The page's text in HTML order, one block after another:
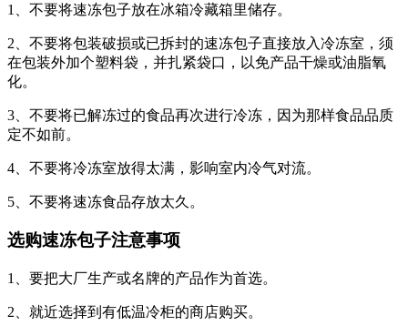
1、不要将速冻包子放在冰箱冷藏箱里储存。
2、不要将包装破损或已拆封的速冻包子直接放入冷冻室，须
在包装外加个塑料袋，并扎紧袋口，以免产品干燥或油脂氧
化。
3、不要将已解冻过的食品再次进行冷冻，因为那样食品品质
定不如前。
4、不要将冷冻室放得太满，影响室内冷气对流。
5、不要将速冻食品存放太久。
选购速冻包子注意事项
1、要把大厂生产或名牌的产品作为首选。
2、就近选择到有低温冷柜的商店购买。